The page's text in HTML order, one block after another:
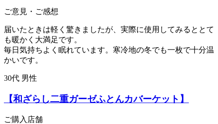
ご意見・ご感想
届いたときは軽く驚きましたが、実際に使用してみるととて
も暖かく大満足です。
毎日気持ちよく眠れています。寒冷地の冬でも一枚で十分温
かいです。
30代 男性
【和ざらし二重ガーゼふとんカバーケット】
ご購入店舗